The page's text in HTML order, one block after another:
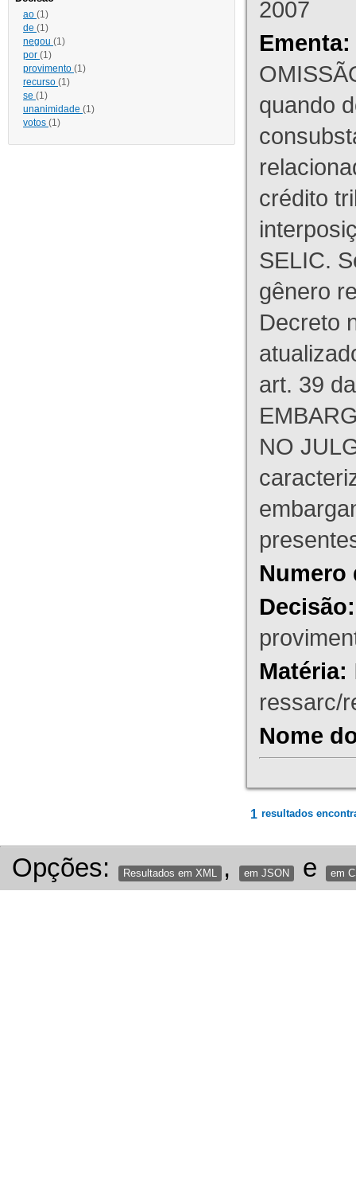
ao (1)
de (1)
negou (1)
por (1)
provimento (1)
recurso (1)
se (1)
unanimidade (1)
votos (1)
2007
Ementa:
quando
crédito
SELIC.
gênero
Decreto
art. 39
NO
Numero
Decisão:
Matéria:
ressarc/
Nome
1 resultados
Opções: Resultados em XML , em JSON e em